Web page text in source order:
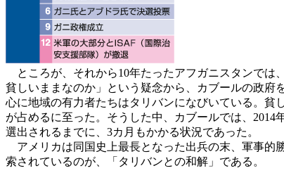
ところが、それから10年たったアフガニスタンでは
貧しいままなのか」という疑念から、カブールの政府
心に地域の有力者たちはタリバンになびいている。貧
が占めるに至った。そうした中、カブールでは、
選出されるまでに、3カ月もかかる状況であった。
アメリカは同国史上最長となった出兵の末、軍事的
索されているのが、「タリバンとの和解」である。